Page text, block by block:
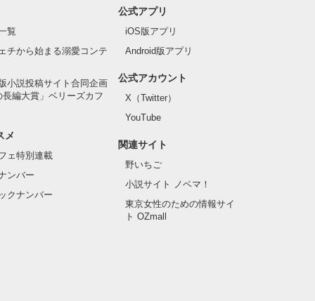
覧
チから始まる溺愛コンテ
小説投稿サイト合同企画
長編大賞」ベリーズカフ
メ
ェ特別連載
ンバー
クナンバー
公式アプリ
iOS版アプリ
Android版アプリ
公式アカウント
X（Twitter）
YouTube
関連サイト
野いちご
小説サイト ノベマ！
東京女性のための情報サイ
ト OZmall